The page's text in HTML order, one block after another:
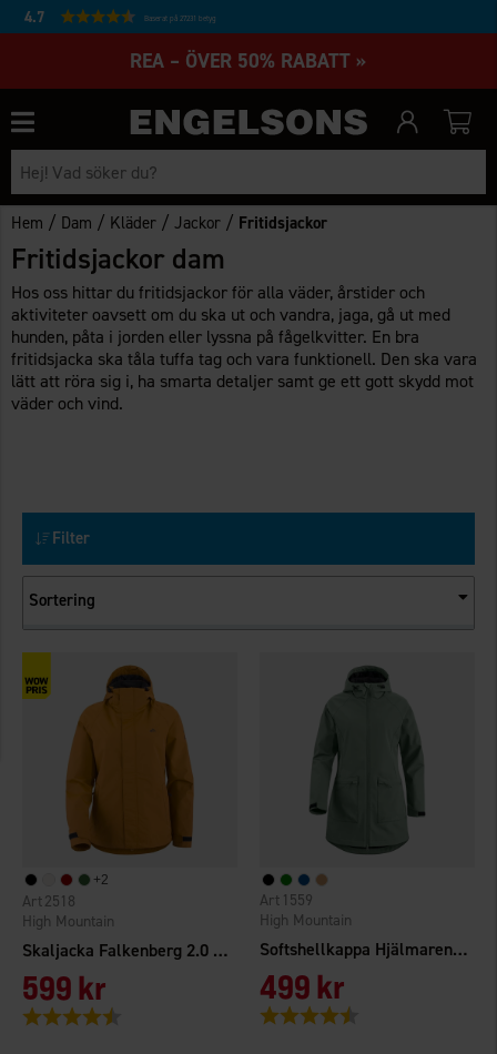
4.7 Baserat på 27231 betyg
REA – ÖVER 50% RABATT »
Hem / Dam / Kläder /Jackor / Fritidsjackor
Fritidsjackor dam
Hos oss hittar du fritidsjackor för alla väder, årstider och
aktiviteter oavsett om du ska ut och vandra, jaga, gå ut med
hunden, påta i jorden eller lyssna på fågelkvitter. En bra
fritidsjacka ska tåla tuffa tag och vara funktionell. Den ska vara
lätt att röra sig i, ha smarta detaljer samt ge ett gott skydd mot
väder och vind.
Filter
Sortering
+2
Skaljacka Falkenberg 2.0 WP Dam
High Mountain
2518
599 kr
Betyg:
Softshellkappa Hjälmaren Dam
High Mountain
1559
499 kr
Betyg: